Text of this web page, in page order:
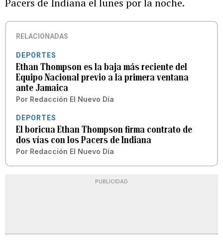
Pacers de Indiana el lunes por la noche.
RELACIONADAS
DEPORTES
Ethan Thompson es la baja más reciente del
Equipo Nacional previo a la primera ventana
ante Jamaica
Por Redacción El Nuevo Día
DEPORTES
El boricua Ethan Thompson firma contrato de
dos vías con los Pacers de Indiana
Por Redacción El Nuevo Día
PUBLICIDAD